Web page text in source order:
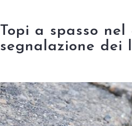
Topi a spasso
segnalazione dei